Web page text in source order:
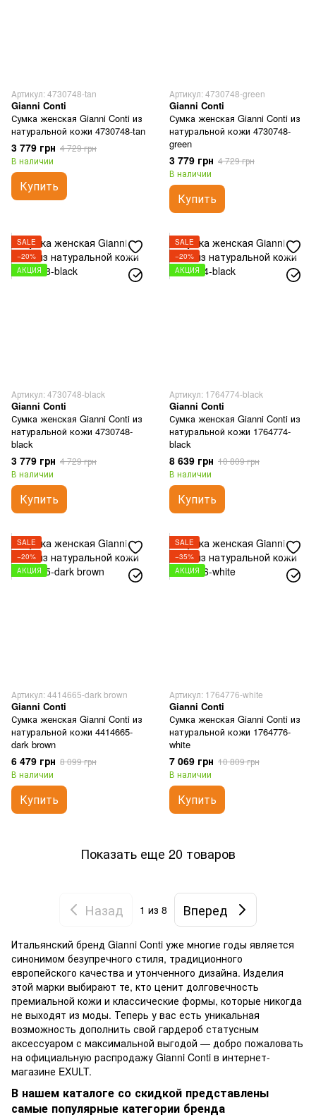
Артикул: 4730748-tan
Gianni Conti
Сумка женская Gianni Conti из
натуральной кожи 4730748-tan
3 779 грн 4 729 грн
В наличии
Купить
Артикул: 4730748-green
Gianni Conti
Сумка женская Gianni Conti из
натуральной кожи 4730748-
green
3 779 грн 4 729 грн
В наличии
Купить
SALE
−20%
АКЦИЯ
Артикул: 4730748-black
Gianni Conti
Сумка женская Gianni Conti из
натуральной кожи 4730748-
black
3 779 грн 4 729 грн
В наличии
Купить
SALE
−20%
АКЦИЯ
Артикул: 1764774-black
Gianni Conti
Сумка женская Gianni Conti из
натуральной кожи 1764774-
black
8 639 грн 10 809 грн
В наличии
Купить
SALE
−20%
АКЦИЯ
Артикул: 4414665-dark brown
Gianni Conti
Сумка женская Gianni Conti из
натуральной кожи 4414665-
dark brown
6 479 грн 8 099 грн
В наличии
Купить
SALE
−35%
АКЦИЯ
Артикул: 1764776-white
Gianni Conti
Сумка женская Gianni Conti из
натуральной кожи 1764776-
white
7 069 грн 10 809 грн
В наличии
Купить
Показать еще 20 товаров
Назад 1 из 8 Вперед
Итальянский бренд Gianni Conti уже многие годы является
синонимом безупречного стиля, традиционного
европейского качества и утонченного дизайна. Изделия
этой марки выбирают те, кто ценит долговечность
премиальной кожи и классические формы, которые никогда
не выходят из моды. Теперь у вас есть уникальная
возможность дополнить свой гардероб статусным
аксессуаром с максимальной выгодой — добро пожаловать
на официальную распродажу Gianni Conti в интернет-
магазине EXULT.
В нашем каталоге со скидкой представлены
самые популярные категории бренда